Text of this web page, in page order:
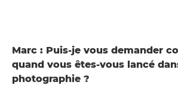
Marc : Puis-je vous demander
quand vous êtes-vous lancé
photographie ?